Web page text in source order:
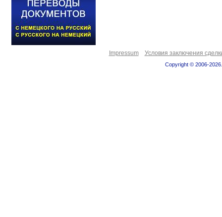
Impressum Условия заключения
Copyright © 2006-